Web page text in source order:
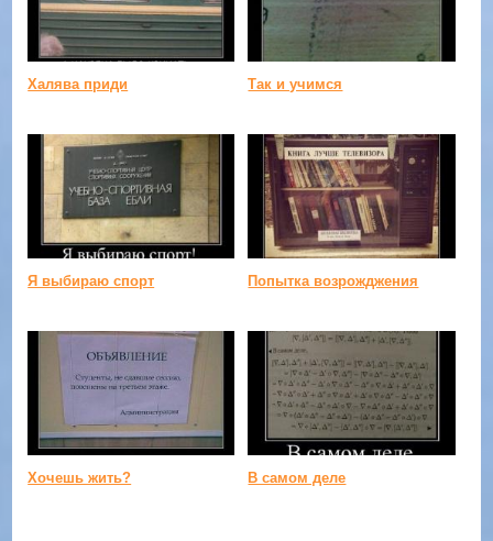
Халява приди Так и учимся
Я выбираю спорт Попытка возрожджения
Хочешь жить? В самом деле